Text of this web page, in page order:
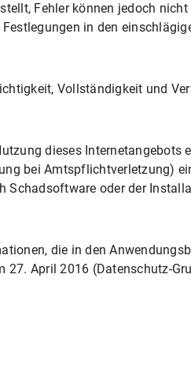
Fehler können jedoch
in den
Vollständigkeit und
dieses
bei Amtspflichtverletzung)
Schadsoftware oder der
die in den
27. April 2016 (Datenschutz-